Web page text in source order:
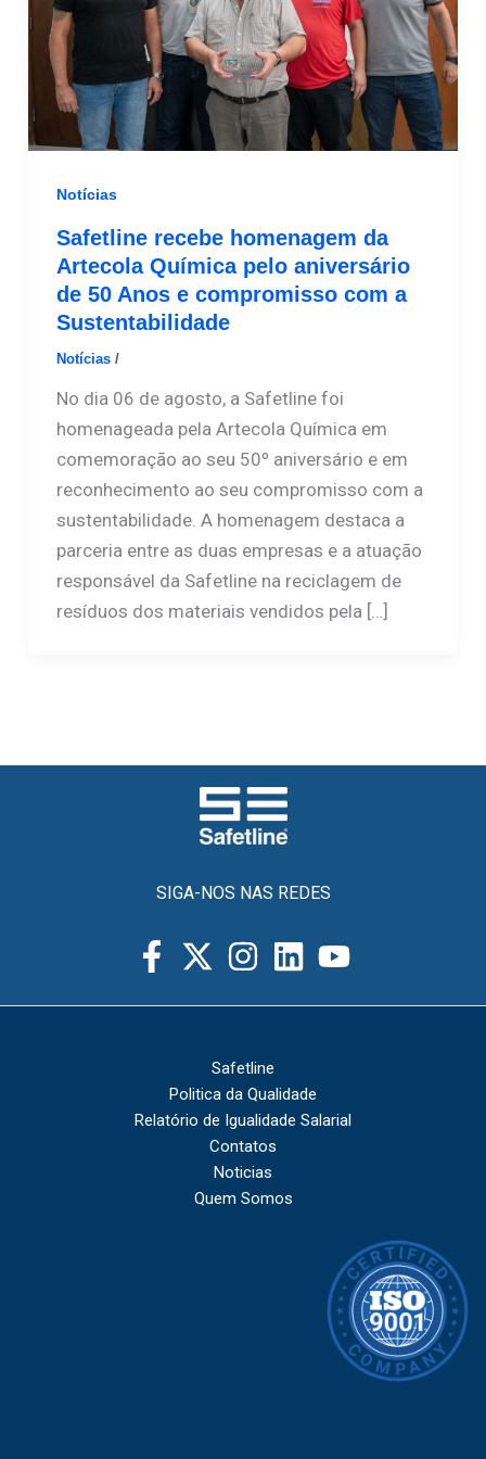
Notícias
Safetline recebe homenagem da
Artecola Química pelo aniversário
de 50 Anos e compromisso com a
Sustentabilidade
Notícias/
No dia 06 de agosto, a Safetline foi
homenageada pela Artecola Química em
comemoração ao seu 50º aniversário e em
reconhecimento ao seu compromisso com a
sustentabilidade. A homenagem destaca a
parceria entre as duas empresas e a atuação
responsável da Safetline na reciclagem de
resíduos dos materiais vendidos pela […]
SIGA-NOS NAS REDES
Safetline
Politica da Qualidade
Relatório de Igualidade Salarial
Contatos
Noticias
Quem Somos